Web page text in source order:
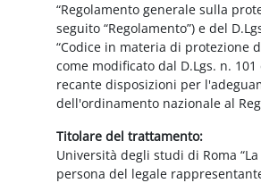
“Regolamento generale sulla
seguito “Regolamento”) e del
“Codice in materia di protezione
come modificato dal D.Lgs. n. 101
recante disposizioni per
dell'ordinamento nazionale al
Titolare del trattamento:
Università degli studi di Roma
persona del legale